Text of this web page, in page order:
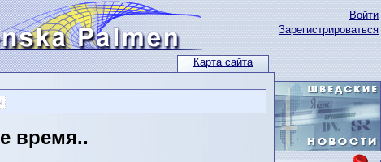
Карта сайта
Войти
Зарегистрироваться
время..